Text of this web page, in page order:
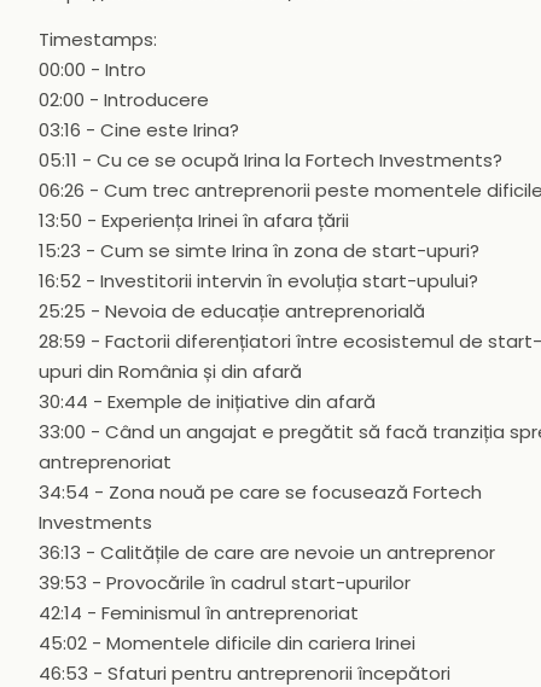
Timestamps:
00:00 - Intro
02:00 - Introducere
03:16 - Cine este Irina?
05:11 - Cu ce se ocupă Irina la Fortech Investments?
06:26 - Cum trec antreprenorii peste momentele
13:50 - Experiența Irinei în afara țării
15:23 - Cum se simte Irina în zona de start-upuri?
16:52 - Investitorii intervin în evoluția start-upului?
25:25 - Nevoia de educație antreprenorială
28:59 - Factorii diferențiatori între ecosistemul de start-
upuri din România și din afară
30:44 - Exemple de inițiative din afară
33:00 - Când un angajat e pregătit să facă tranziția
antreprenoriat
34:54 - Zona nouă pe care se focusează Fortech
Investments
36:13 - Calitățile de care are nevoie un antreprenor
39:53 - Provocările în cadrul start-upurilor
42:14 - Feminismul în antreprenoriat
45:02 - Momentele dificile din cariera Irinei
46:53 - Sfaturi pentru antreprenorii începători